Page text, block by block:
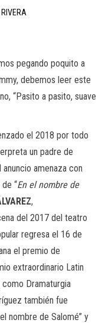
RIVERA
pegando poquito a
debemos leer este
“Pasito a pasito, suave
el 2018 por todo
un padre de
amenaza con
“En el nombre de
,
del 2017 del teatro
regresa el 16 de
el premio de
extraordinario Latin
Dramaturgia
también fue
nombre de Salomé” y